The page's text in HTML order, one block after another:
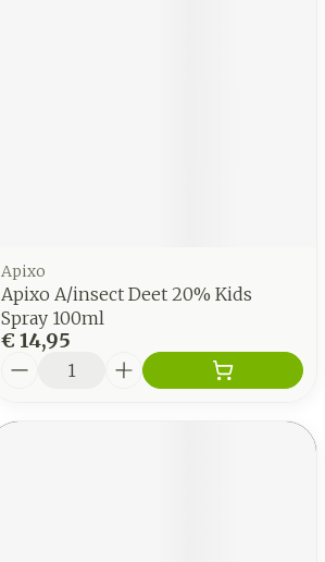
Apixo
Apixo A/insect Deet 20% Kids
Spray 100ml
€ 14,95